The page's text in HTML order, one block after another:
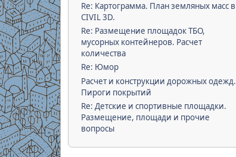
Re: Картограмма. План земляных масс в
CIVIL 3D.
Re: Размещение площадок ТБО,
мусорных контейнеров. Расчет
количества
Re: Юмор
Расчет и конструкции дорожных одежд.
Пироги покрытий
Re: Детские и спортивные площадки.
Размещение, площади и прочие
вопросы